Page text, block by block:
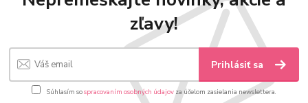
zľavy!
Prihlásiť sa
Súhlasím sospracovaním osobných údajov za účelom zasielania newslettera.